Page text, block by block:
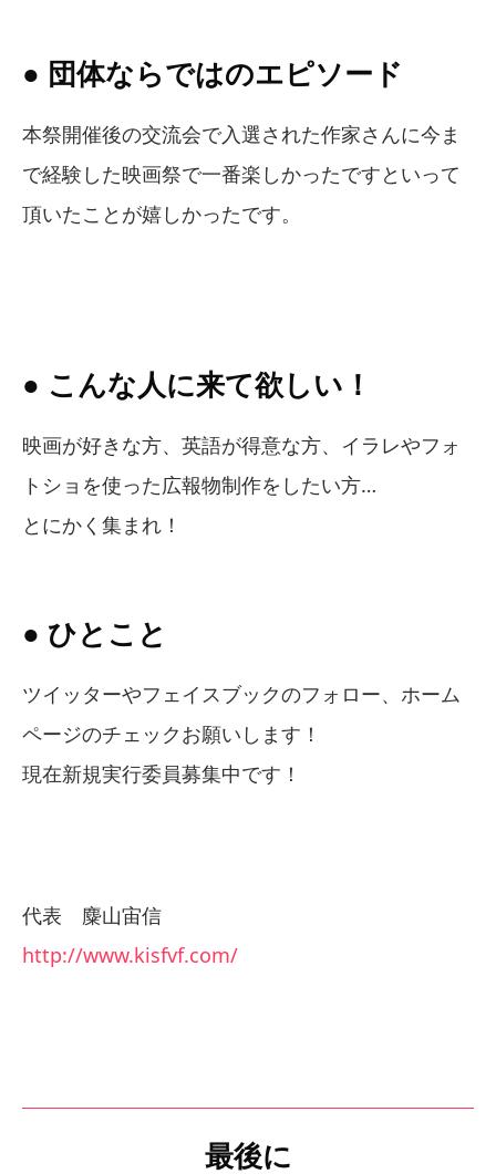
● 団体ならではのエピソード
本祭開催後の交流会で入選された作家さんに今ま
で経験した映画祭で一番楽しかったですといって
頂いたことが嬉しかったです。
● こんな人に来て欲しい！
映画が好きな方、英語が得意な方、イラレやフォ
トショを使った広報物制作をしたい方…
とにかく集まれ！
● ひとこと
ツイッターやフェイスブックのフォロー、ホーム
ページのチェックお願いします！
現在新規実行委員募集中です！
代表 麋山宙信
http://www.kisfvf.com/
最後に